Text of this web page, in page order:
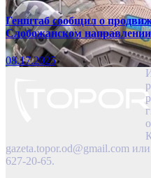
Генштаб сообщил о
Слобожанском направлении
08.17.2025
gazeta.topor.od@gmail.com
627-20-65.